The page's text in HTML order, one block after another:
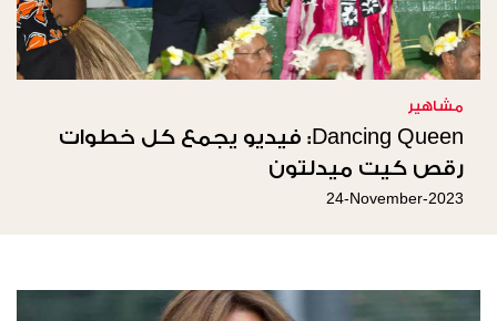
مشاهير
Dancing Queen: فيديو يجمع كل خطوات
رقص كيت ميدلتون
24-November-2023